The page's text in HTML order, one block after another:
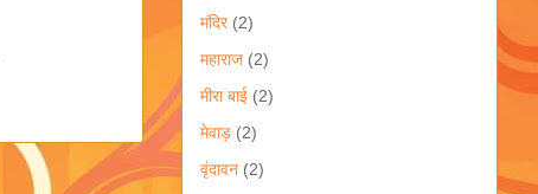
मंदिर (2)
महाराज (2)
मीरा बाई (2)
मेवाड़ (2)
वृंदावन (2)